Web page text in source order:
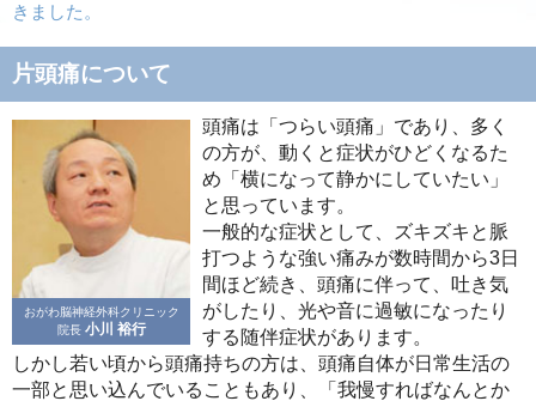
きました。
片頭痛について
頭痛は「つらい頭痛」であり、多く
の方が、動くと症状がひどくなるた
め「横になって静かにしていたい」
と思っています。
一般的な症状として、ズキズキと脈
打つような強い痛みが数時間から3日
間ほど続き、頭痛に伴って、吐き気
がしたり、光や音に過敏になったり
する随伴症状があります。
しかし若い頃から頭痛持ちの方は、頭痛自体が日常生活の
一部と思い込んでいることもあり、「我慢すればなんとか
おがわ脳神経外科クリニック
院長 小川 裕行